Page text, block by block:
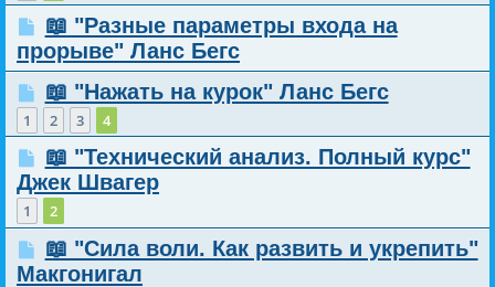
📖 "Разные параметры входа на
прорыве" Ланс Бегс
📖 "Нажать на курок" Ланс Бегс
1 2 3 4
📖 "Технический анализ. Полный курс"
Джек Швагер
1 2
📖 "Сила воли. Как развить и укрепить"
Макгонигал